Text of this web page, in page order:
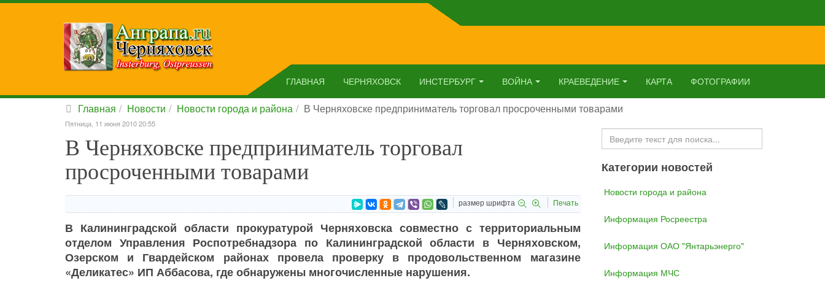
ГЛАВНАЯ ЧЕРНЯХОВСК ИНСТЕРБУРГ ВОЙНА КРАЕВЕДЕНИЕ КАРТА ФОТОГРАФИИ
Главная Новости Новости города и района В Черняховске предприниматель торговал просроченными товарами
Пятница, 11 июня 2010 20:55
В Черняховске предприниматель торговал
просроченными товарами
размер шрифта Печать
В Калининградской области прокуратурой Черняховска совместно с территориальным
отделом Управления Роспотребнадзора по Калининградской области в Черняховском,
Озерском и Гвардейском районах провела проверку в продовольственном магазине
«Деликатес» ИП Аббасова, где обнаружены многочисленные нарушения.
Искать...
Категории новостей
Новости города и района
Информация Росреестра
Информация ОАО "Янтарьэнерго"
Информация МЧС